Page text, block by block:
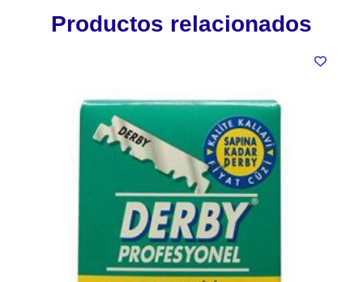
Productos relacionados